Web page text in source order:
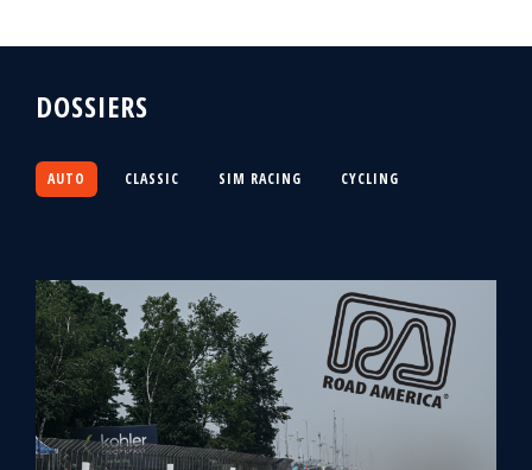
DOSSIERS
AUTO CLASSIC SIM RACING CYCLING